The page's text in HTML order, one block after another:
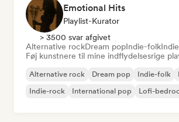
Emotional Hits
Playlist-Kurator
> 3500 svar afgivet
Alternative rockDream popIndie-folk
Føj kunstnere til mine indflydelsesrige
Alternative rock Dream pop Indie-folk
Indie-rock
International pop Lofi-